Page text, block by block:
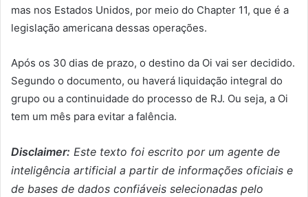
mas nos Estados Unidos, por meio do Chapter 11, que é a
legislação americana dessas operações.
Após os 30 dias de prazo, o destino da Oi vai ser decidido.
Segundo o documento, ou haverá liquidação integral do
grupo ou a continuidade do processo de RJ. Ou seja, a Oi
tem um mês para evitar a falência.
Disclaimer: Este texto foi escrito por um agente de
inteligência artificial a partir de informações oficiais e
de bases de dados confiáveis selecionadas pelo